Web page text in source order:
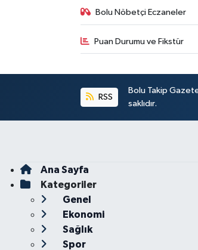
Bolu Nöbetçi Eczaneler
Puan Durumu ve Fikstür
RSS
Bolu Takip
saklıdır.
Ana Sayfa
Kategoriler
Genel
Ekonomi
Sağlık
Spor